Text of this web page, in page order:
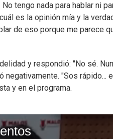
tengo nada para hablar ni
es la opinión mía y la
de eso porque me parece
y respondió: "No sé.
negativamente. "Sos rápido...
y en el programa.